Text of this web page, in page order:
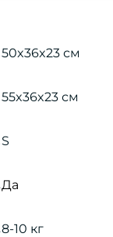
50x36x23 см
55x36x23 см
S
Да
8-10 кг